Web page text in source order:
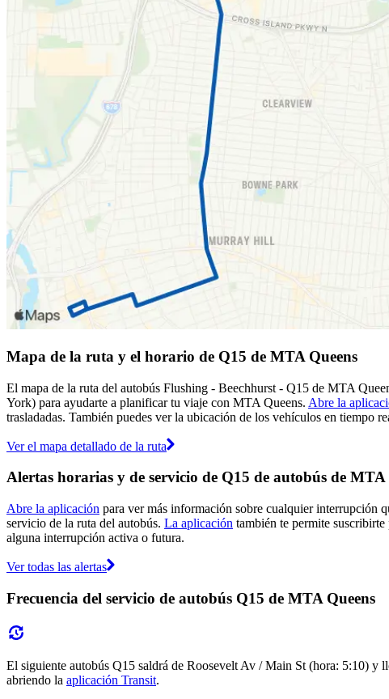
Mapa de la ruta y el horario de Q15 de MTA Queens
El mapa de la ruta del autobús Flushing - Beechhurst - Q15 de MTA
York) para ayudarte a planificar tu viaje con MTA Queens. Abre la
trasladadas. También puedes ver la ubicación de los vehículos en tiempo
Ver el mapa detallado de la ruta
Alertas horarias y de servicio de Q15 de autobús de MTA
Abre la aplicación para ver más información sobre cualquier interrupción
servicio de la ruta del autobús. La aplicación también te permite
alguna interrupción activa o futura.
Ver todas las alertas
Frecuencia del servicio de autobús Q15 de MTA Queens
El siguiente autobús Q15 saldrá de Roosevelt Av / Main St (hora: 5:10) y
abriendo la aplicación Transit.